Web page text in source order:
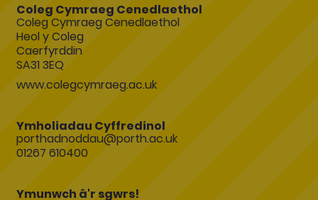
Coleg Cymraeg Cenedlaethol
Coleg Cymraeg Cenedlaethol
Heol y Coleg
Caerfyrddin
SA31 3EQ
www.colegcymraeg.ac.uk
Ymholiadau Cyffredinol
porthadnoddau@porth.ac.uk
01267 610400
Ymunwch â'r sgwrs!